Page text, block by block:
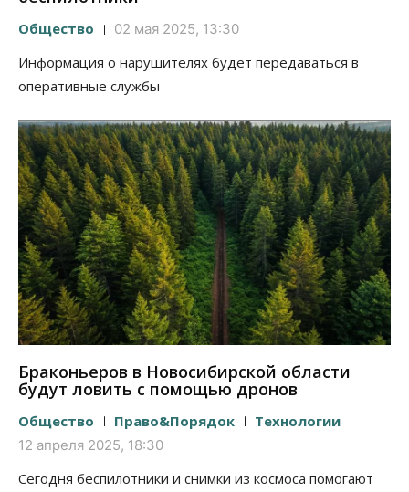
Общество 02 мая 2025, 13:30
Информация о нарушителях будет передаваться в
оперативные службы
Браконьеров в Новосибирской области
будут ловить с помощью дронов
Общество Право&Порядок Технологии
12 апреля 2025, 18:30
Сегодня беспилотники и снимки из космоса помогают